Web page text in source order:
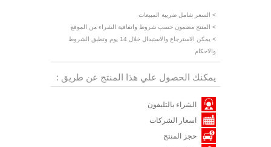
> السعر شامل ضريبة المبيعات
> المنتج مضمون حسب شروط واتفاقية الشراء من الموقع
> يمكن الاسترجاع والاستبدال خلال 14 يوم وتطبق الشروط
والاحكام
يمكنك الحصول علي هذا المنتج عن طريق :
الشراء بالتليفون
اسعار الشركات
حجز المنتج